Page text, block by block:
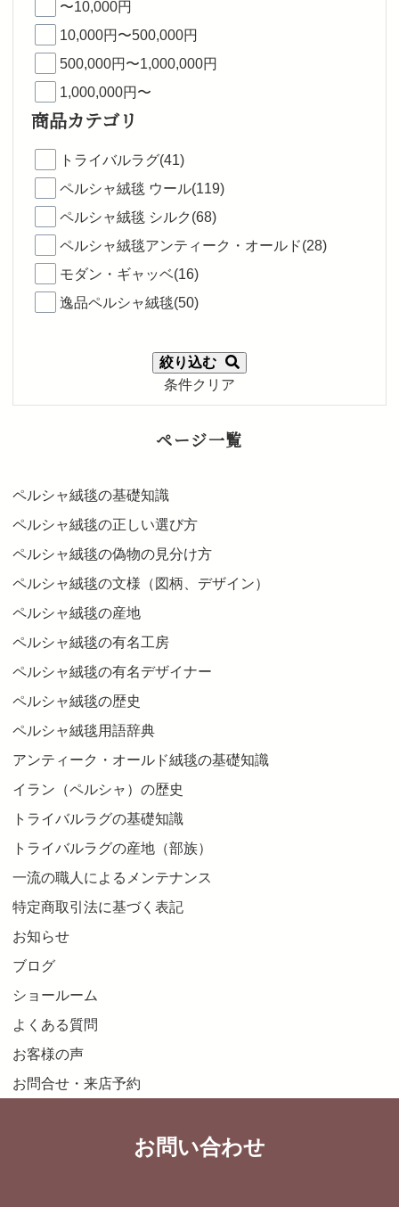
〜10,000円
10,000円〜500,000円
500,000円〜1,000,000円
1,000,000円〜
商品カテゴリ
トライバルラグ(41)
ペルシャ絨毯 ウール(119)
ペルシャ絨毯 シルク(68)
ペルシャ絨毯アンティーク・オールド(28)
モダン・ギャッベ(16)
逸品ペルシャ絨毯(50)
絞り込む
条件クリア
ページ一覧
ペルシャ絨毯の基礎知識
ペルシャ絨毯の正しい選び方
ペルシャ絨毯の偽物の見分け方
ペルシャ絨毯の文様（図柄、デザイン）
ペルシャ絨毯の産地
ペルシャ絨毯の有名工房
ペルシャ絨毯の有名デザイナー
ペルシャ絨毯の歴史
ペルシャ絨毯用語辞典
アンティーク・オールド絨毯の基礎知識
イラン（ペルシャ）の歴史
トライバルラグの基礎知識
トライバルラグの産地（部族）
一流の職人によるメンテナンス
特定商取引法に基づく表記
お知らせ
ブログ
ショールーム
よくある質問
お客様の声
お問合せ・来店予約
お問い合わせ